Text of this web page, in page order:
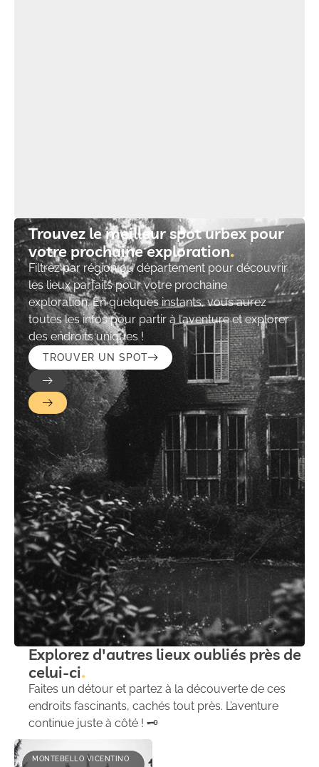
Trouvez le meilleur spot urbex pour
votre prochaine exploration​
Filtrez par région ou département pour découvrir
les lieux parfaits pour votre prochaine
exploration. En quelques instants, vous aurez
toutes les infos pour partir à l’aventure et explorer
des endroits uniques !
TROUVER UN SPOT
Explorez d'autres lieux oubliés près de
celui-ci
Faites un détour et partez à la découverte de ces
endroits fascinants, cachés tout près. L’aventure
continue juste à côté ! 🗝️
MONTEBELLO VICENTINO